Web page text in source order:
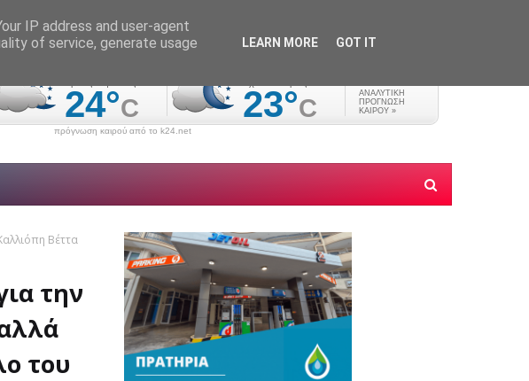
πρόγνωση καιρού από το k24.net
Βέττα
την
του
IP address and user-agent
of service, generate usage
LEARN MORE GOT IT